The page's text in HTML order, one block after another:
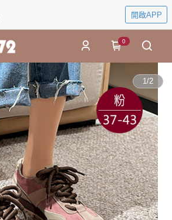
開啟APP
0
1/2